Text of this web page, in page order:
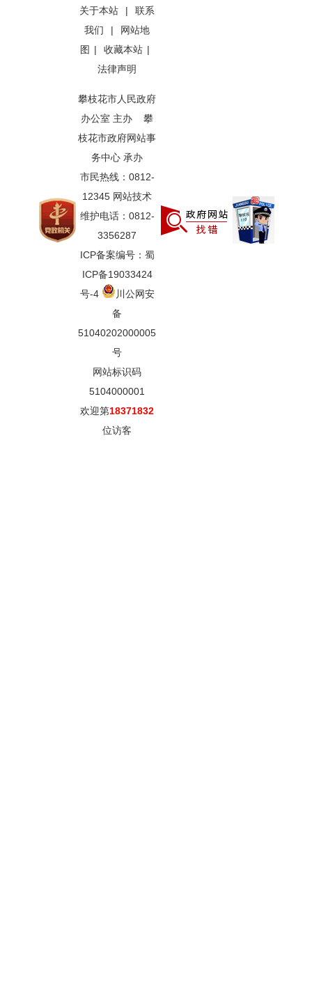
关于本站 |
联系
我们
|
网站地
图 | 收藏本站 |
法律声明
攀枝花市人民政府
办公室 主办 攀
枝花市政府网站事
务中心 承办
市民热线：0812-
12345 网站技术
维护电话：0812-
3356287
ICP备案编号：蜀
ICP备19033424
号-4
川公网安
备
51040202000005
号
网站标识码
5104000001
欢迎第18371832
位访客